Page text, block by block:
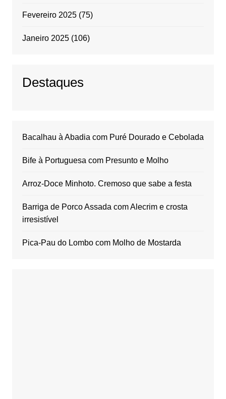
Fevereiro 2025(75)
Janeiro 2025(106)
Destaques
Bacalhau à Abadia com Puré Dourado e Cebolada
Bife à Portuguesa com Presunto e Molho
Arroz-Doce Minhoto. Cremoso que sabe a festa
Barriga de Porco Assada com Alecrim e crosta
irresistível
Pica-Pau do Lombo com Molho de Mostarda